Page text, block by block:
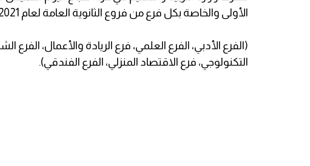
الأولى والخاصة بكل فرع من فروع الثانوية العامة لعام 2021م.
(الفرع الأدبي، الفرع العلمي، فرع الريادة والأعمال، الفرع
التكنولوجي، فرع الاقتصاد المنزلي، الفرع الفندقي).